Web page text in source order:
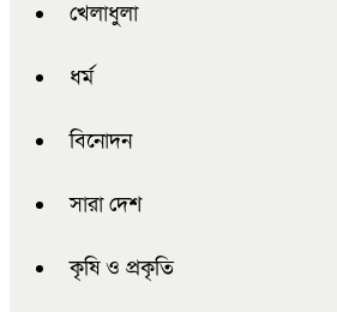
খেলাধুলা
ধর্ম
বিনোদন
সারা দেশ
কৃষি ও প্রকৃতি